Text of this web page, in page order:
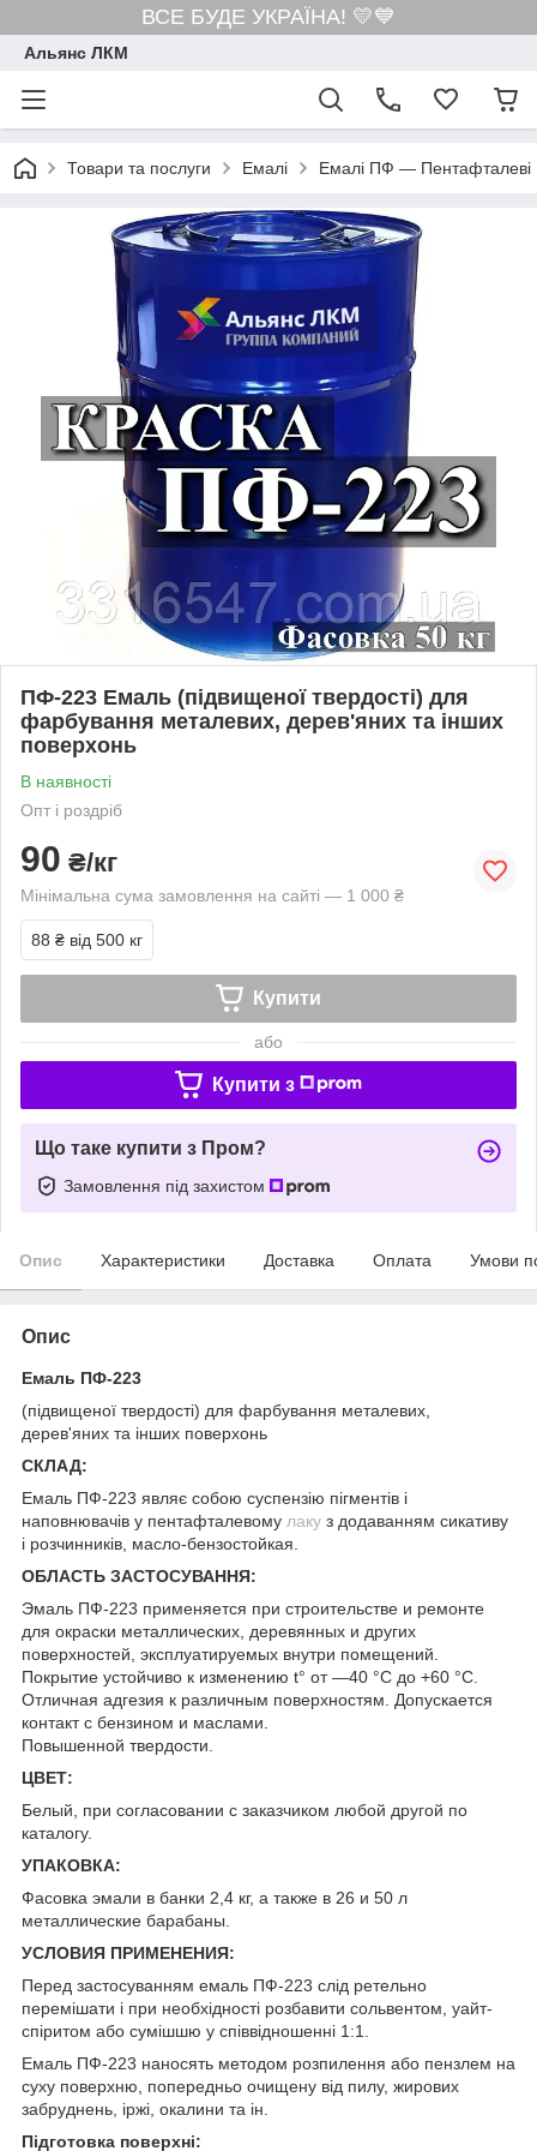
ВСЕ БУДЕ УКРАЇНА! 💛💙
Альянс ЛКМ
Товари та послуги Емалі Емалі ПФ —
ПФ-223 Емаль (підвищеної твердості) для
фарбування металевих, дерев'яних та інших
поверхонь
В наявності
Опт і роздріб
90 ₴/кг
Мінімальна сума замовлення на сайті — 1 000 ₴
88 ₴ від 500 кг
Купити
або
Купити з
Що таке купити з Пром?
Замовлення під захистом
Опис Характеристики Доставка Оплата Умови
Опис
Емаль ПФ-223
(підвищеної твердості) для фарбування металевих,
дерев'яних та інших поверхонь
СКЛАД:
Емаль ПФ-223 являє собою суспензію пігментів і
наповнювачів у пентафталевому лаку з додаванням сикативу
і розчинників, масло-бензостойкая.
ОБЛАСТЬ ЗАСТОСУВАННЯ:
Эмаль ПФ-223 применяется при строительстве и ремонте
для окраски металлических, деревянных и других
поверхностей, эксплуатируемых внутри помещений.
Покрытие устойчиво к изменению t° от —40 °С до +60 °С.
Отличная адгезия к различным поверхностям. Допускается
контакт с бензином и маслами.
Повышенной твердости.
ЦВЕТ:
Белый, при согласовании с заказчиком любой другой по
каталогу.
УПАКОВКА:
Фасовка эмали в банки 2,4 кг, а также в 26 и 50 л
металлические барабаны.
УСЛОВИЯ ПРИМЕНЕНИЯ:
Перед застосуванням емаль ПФ-223 слід ретельно
перемішати і при необхідності розбавити сольвентом, уайт-
спіритом або сумішшю у співвідношенні 1:1.
Емаль ПФ-223 наносять методом розпилення або пензлем на
суху поверхню, попередньо очищену від пилу, жирових
забруднень, іржі, окалини та ін.
Підготовка поверхні: